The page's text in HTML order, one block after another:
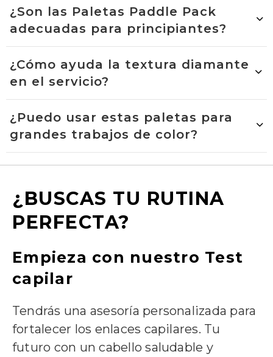
¿Son las Paletas Paddle Pack
adecuadas para principiantes?
¿Cómo ayuda la textura diamante
en el servicio?
¿Puedo usar estas paletas para
grandes trabajos de color?
¿BUSCAS TU RUTINA
PERFECTA?
Empieza con nuestro Test
capilar
Tendrás una asesoría personalizada para
fortalecer los enlaces capilares. Tu
futuro con un cabello saludable y